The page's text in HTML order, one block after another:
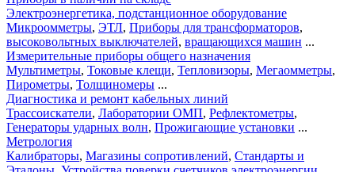
Электроэнергетика, подстанционное оборудование
Микроомметры, ЭТЛ, Приборы для трансформаторов,
высоковольтных выключателей, вращающихся машин ...
Измерительные приборы общего назначения
Мультиметры, Токовые клещи, Тепловизоры, Мегаомметры,
Пирометры, Толщиномеры ...
Диагностика и ремонт кабельных линий
Трассоискатели, Лаборатории ОМП, Рефлектометры,
Генераторы ударных волн, Прожигающие установки ...
Метрология
Калибраторы, Магазины сопротивлений, Стандарты и